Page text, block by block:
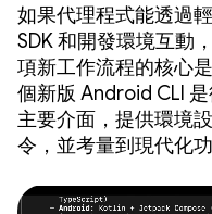
如果代理程式能透過
SDK 和開發環境互動
項新工作流程的核心
個新版 Android CLI
主要介面，提供環境
令，並考量到現代化